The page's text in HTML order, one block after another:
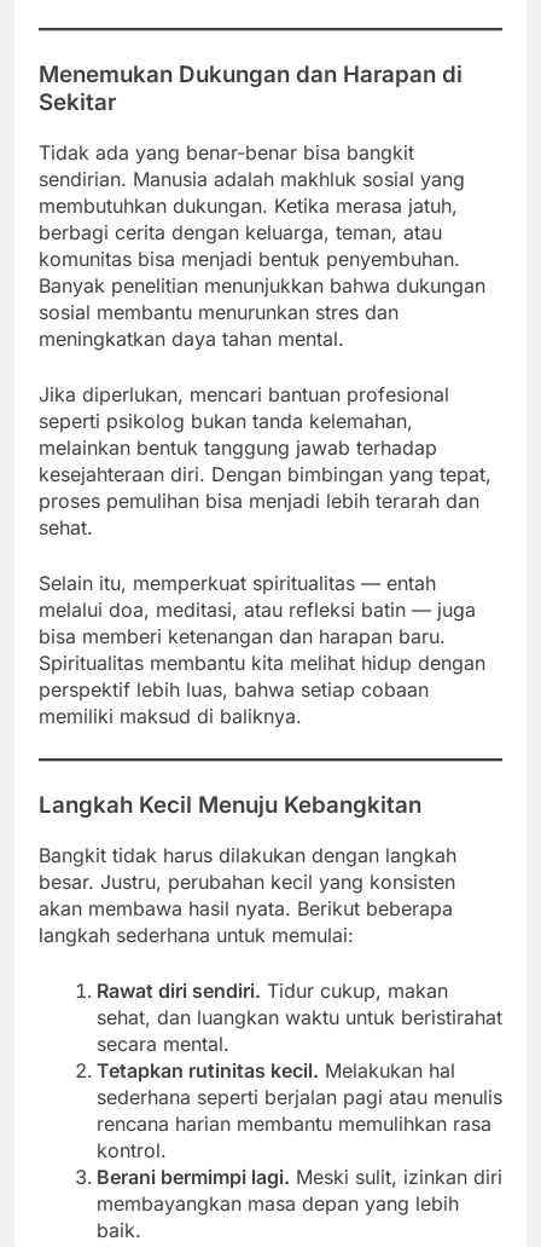
Menemukan Dukungan dan Harapan di
Sekitar
Tidak ada yang benar-benar bisa bangkit
sendirian. Manusia adalah makhluk sosial yang
membutuhkan dukungan. Ketika merasa jatuh,
berbagi cerita dengan keluarga, teman, atau
komunitas bisa menjadi bentuk penyembuhan.
Banyak penelitian menunjukkan bahwa dukungan
sosial membantu menurunkan stres dan
meningkatkan daya tahan mental.
Jika diperlukan, mencari bantuan profesional
seperti psikolog bukan tanda kelemahan,
melainkan bentuk tanggung jawab terhadap
kesejahteraan diri. Dengan bimbingan yang tepat,
proses pemulihan bisa menjadi lebih terarah dan
sehat.
Selain itu, memperkuat spiritualitas — entah
melalui doa, meditasi, atau refleksi batin — juga
bisa memberi ketenangan dan harapan baru.
Spiritualitas membantu kita melihat hidup dengan
perspektif lebih luas, bahwa setiap cobaan
memiliki maksud di baliknya.
Langkah Kecil Menuju Kebangkitan
Bangkit tidak harus dilakukan dengan langkah
besar. Justru, perubahan kecil yang konsisten
akan membawa hasil nyata. Berikut beberapa
langkah sederhana untuk memulai:
Rawat diri sendiri. Tidur cukup, makan
sehat, dan luangkan waktu untuk beristirahat
secara mental.
Tetapkan rutinitas kecil. Melakukan hal
sederhana seperti berjalan pagi atau menulis
rencana harian membantu memulihkan rasa
kontrol.
Berani bermimpi lagi. Meski sulit, izinkan diri
membayangkan masa depan yang lebih
baik.